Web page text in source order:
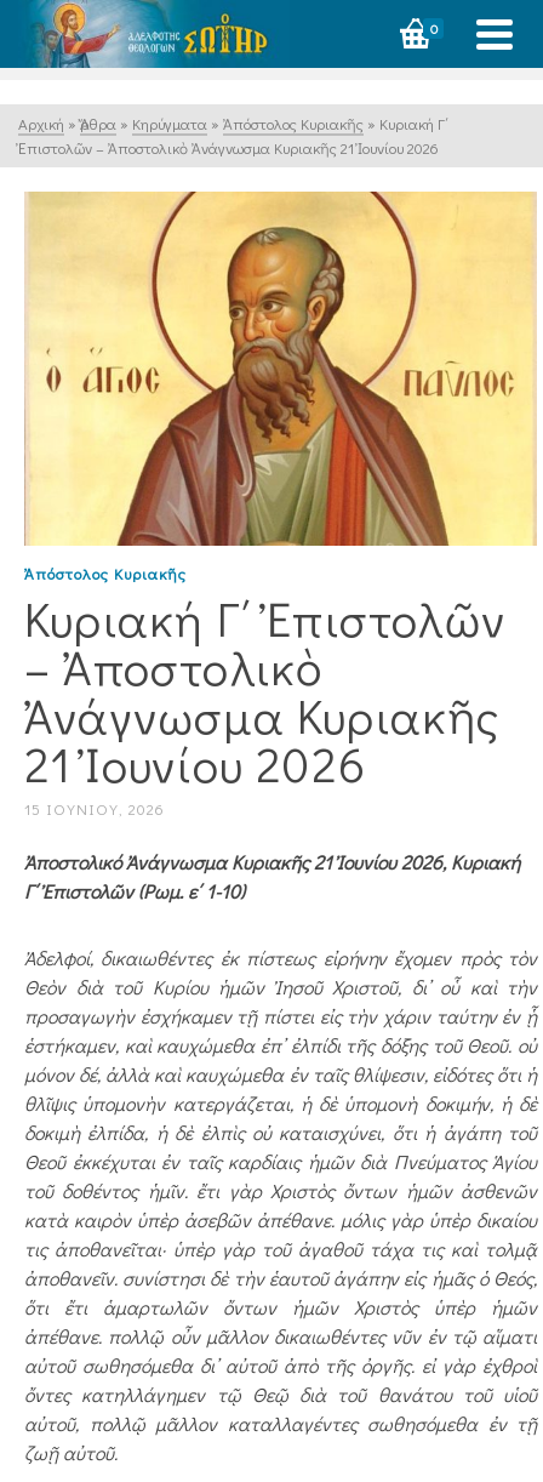
0
Αρχική » Ἄρθρα » Κηρύγματα » Ἀπόστολος Κυριακῆς » Κυριακή Γ΄
Ἐπιστολῶν – Ἀποστολικὸ Ἀνάγνωσμα Κυριακῆς 21 Ἰουνίου 2026
Ἀπόστολος Κυριακῆς
Κυριακή Γ΄ Ἐπιστολῶν
– Ἀποστολικὸ
Ἀνάγνωσμα Κυριακῆς
21 Ἰουνίου 2026
15 ΙΟΥΝΊΟΥ, 2026
Ἀποστολικό Ἀνάγνωσμα Κυριακῆς 21 Ἰουνίου 2026, Κυριακή
Γ΄ Ἐπιστολῶν (Ρωμ. ε΄ 1-10)
Ἀδελφοί, δικαιωθέντες ἐκ πίστεως εἰρήνην ἔχομεν πρὸς τὸν
Θεὸν διὰ τοῦ Κυρίου ἡμῶν Ἰησοῦ Χριστοῦ, δι᾿ οὗ καὶ τὴν
προσαγωγὴν ἐσχήκαμεν τῇ πίστει εἰς τὴν χάριν ταύτην ἐν ᾗ
ἑστήκαμεν, καὶ καυχώμεθα ἐπ᾿ ἐλπίδι τῆς δόξης τοῦ Θεοῦ. οὐ
μόνον δέ, ἀλλὰ καὶ καυχώμεθα ἐν ταῖς θλίψεσιν, εἰδότες ὅτι ἡ
θλῖψις ὑπομονὴν κατεργάζεται, ἡ δὲ ὑπομονὴ δοκιμήν, ἡ δὲ
δοκιμὴ ἐλπίδα, ἡ δὲ ἐλπὶς οὐ καταισχύνει, ὅτι ἡ ἀγάπη τοῦ
Θεοῦ ἐκκέχυται ἐν ταῖς καρδίαις ἡμῶν διὰ Πνεύματος Ἁγίου
τοῦ δοθέντος ἡμῖν. ἔτι γὰρ Χριστὸς ὄντων ἡμῶν ἀσθενῶν
κατὰ καιρὸν ὑπὲρ ἀσεβῶν ἀπέθανε. μόλις γὰρ ὑπὲρ δικαίου
τις ἀποθανεῖται· ὑπὲρ γὰρ τοῦ ἀγαθοῦ τάχα τις καὶ τολμᾷ
ἀποθανεῖν. συνίστησι δὲ τὴν ἑαυτοῦ ἀγάπην εἰς ἡμᾶς ὁ Θεός,
ὅτι ἔτι ἁμαρτωλῶν ὄντων ἡμῶν Χριστὸς ὑπὲρ ἡμῶν
ἀπέθανε. πολλῷ οὖν μᾶλλον δικαιωθέντες νῦν ἐν τῷ αἵματι
αὐτοῦ σωθησόμεθα δι᾿ αὐτοῦ ἀπὸ τῆς ὀργῆς. εἰ γὰρ ἐχθροὶ
ὄντες κατηλλάγημεν τῷ Θεῷ διὰ τοῦ θανάτου τοῦ υἱοῦ
αὐτοῦ, πολλῷ μᾶλλον καταλλαγέντες σωθησόμεθα ἐν τῇ
ζωῇ αὐτοῦ.